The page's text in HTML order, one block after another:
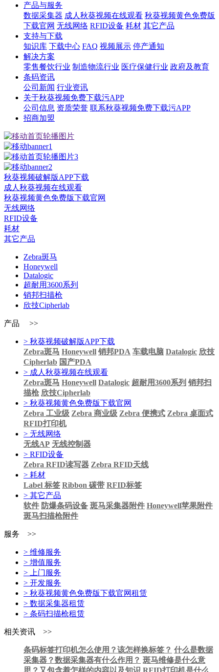
产品与服务
数据采集器 成人秋葵视频在线观看 秋葵视频黄色免费版
下载官网 无线网络 RFID设备 耗材 其它产品
支持与下载
知识库 下载中心 FAQ 视频展示 停产通知
解决方案
零售餐饮行业 制造物流行业 医疗保健行业 政府及教育
条码资讯
公司新闻 行业资讯
关于秋葵视频免费下载污APP
公司信息 资质荣誉 联系秋葵视频免费下载污APP
招商加盟
秋葵视频破解版APP下载
成人秋葵视频在线观看
秋葵视频黄色免费版下载官网
无线网络
RFID设备
耗材
其它产品
Zebra斑马
Honeywell
Datalogic
超耐用3600系列
销邦扫描枪
欣技Cipherlab
产品 >>
> 秋葵视频破解版APP下载
Zebra斑马 Honeywell 销邦PDA 车载电脑 Datalogic 欣技
Cipherlab 国产PDA
> 成人秋葵视频在线观看
Zebra斑马 Honeywell Datalogic 超耐用3600系列 销邦扫
描枪 欣技Cipherlab
> 秋葵视频黄色免费版下载官网
Zebra 工业级 Zebra 商业级 Zebra 便携式 Zebra 桌面式
RFID打印机
> 无线网络
无线AP 无线控制器
> RFID设备
Zebra RFID读写器 Zebra RFID天线
> 耗材
Label 标签 Ribbon 碳带 RFID标签
> 其它产品
软件 防爆条码设备 斑马采集器附件 Honeywell苹果附件
斑马扫描枪附件
服务 >>
> 维修服务
> 增值服务
> 上门服务
> 开发服务
> 秋葵视频黄色免费版下载官网租赁
> 数据采集器租赁
> 条码扫描枪租赁
相关资讯 >>
条码标签打印机怎么使用？该怎样换标签？ 什么是数据
采集器？数据采集器有什么作用？ 斑马维修是什么意